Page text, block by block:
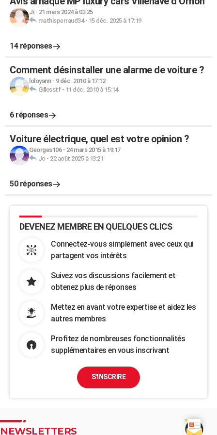
Ji- 21 mars 2024 à 03:25
mathisperraud34- 15 déc. 2025 à 17:19
14 réponses
Comment désinstaller une alarme de voiture ?
loloyann- 9 déc. 2010 à 17:12
Gillesstf- 11 déc. 2010 à 15:14
6 réponses
Voiture électrique, quel est votre opinion ?
Georges106- 24 mars 2015 à 19:17
Jo- 22 août 2025 à 13:21
50 réponses
DEVENEZ MEMBRE EN QUELQUES CLICS
Connectez-vous simplement avec ceux qui
partagent vos intérêts
Suivez vos discussions facilement et
obtenez plus de réponses
Mettez en avant votre expertise et aidez les
autres membres
Profitez de nombreuses fonctionnalités
supplémentaires en vous inscrivant
S'INSCRIRE
NEWSLETTERS